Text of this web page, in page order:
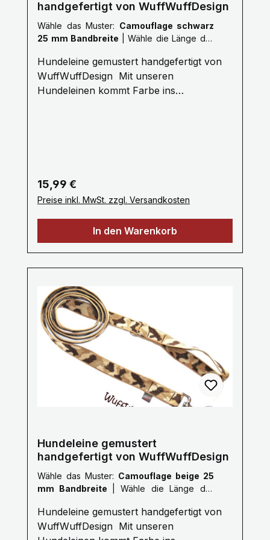
handgefertigt von WuffWuffDesign
Wähle das Muster: Camouflage schwarz
25 mm Bandbreite
Hundeleine gemustert handgefertigt von
WuffWuffDesign Mit unseren
Hundeleinen kommt Farbe ins
gefertigt, farbecht und mehrfach
Maschinen vernäht. Ein stabiler
Metallkarabiner zum sicheren einhacken
am Hundegeschirr oder Hundehalsband
bietet Ihnen viel Komfort. Unsere
Hundeleinen erhalten Sie ab 1 bis 3 Meter,
haben alle eine Breite von 25mm nur das
Karo rot ist 20mm breit. Pflegehinweise:
Handwäsche mit einem milden
Waschmittel, bitte Luft trocknen. Größe
Länge S 1,0 Meter M 1,5 Meter L 2,0
fertigen wir auch nach deinen Wünschen
auf Anfrage.Kontaktiere uns Hier! Mail:
info@wuffwuffdesign.de Phone: 0711-
Regulärer Preis:
15,99 €
Preise inkl. MwSt. zzgl. Versandkosten
In den Warenkorb
Hundeleine gemustert
handgefertigt von WuffWuffDesign
Wähle das Muster: Camouflage beige 25
mm Bandbreite
Hundeleine gemustert handgefertigt von
WuffWuffDesign Mit unseren